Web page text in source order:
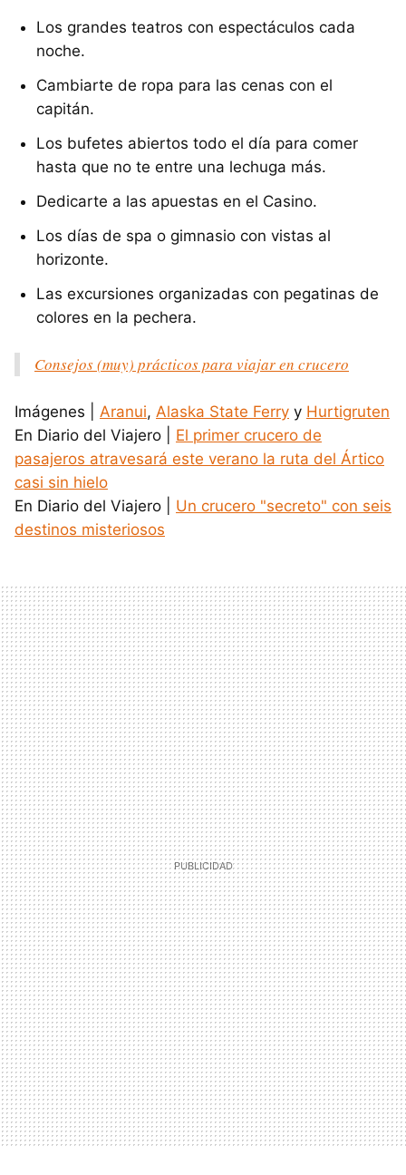
Los grandes teatros con espectáculos cada
noche.
Cambiarte de ropa para las cenas con el
capitán.
Los bufetes abiertos todo el día para comer
hasta que no te entre una lechuga más.
Dedicarte a las apuestas en el Casino.
Los días de spa o gimnasio con vistas al
horizonte.
Las excursiones organizadas con pegatinas de
colores en la pechera.
Consejos (muy) prácticos para viajar en crucero
Imágenes | Aranui, Alaska State Ferry y Hurtigruten
En Diario del Viajero | El primer crucero de
pasajeros atravesará este verano la ruta del Ártico
casi sin hielo
En Diario del Viajero | Un crucero "secreto" con seis
destinos misteriosos